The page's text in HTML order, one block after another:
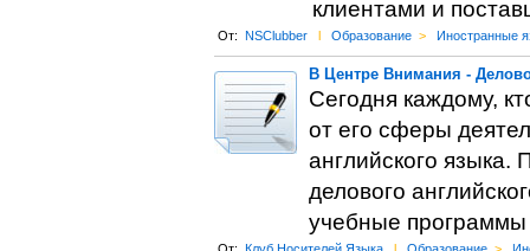
клиентами и
От: NSClubber l Образование > Иностранные
В Центре Внимания -
Сегодня каждому,
от его сферы
английского
делового
учебные